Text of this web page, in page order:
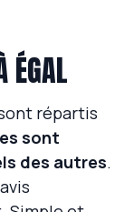
ÉGAL
répartis
sont
des autres.